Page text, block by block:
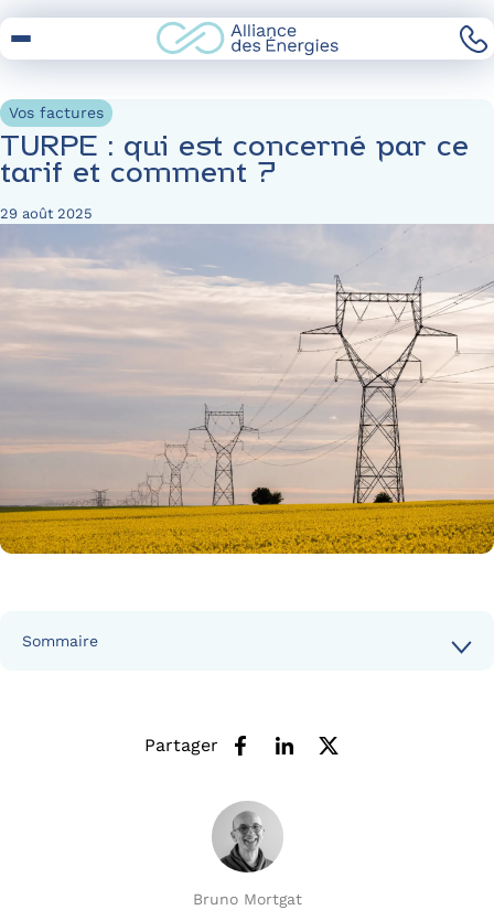
to
Vos factures
TURPE : qui est concerné par ce
tarif et comment ?
29 août 2025
Sommaire
Partager
Bruno Mortgat